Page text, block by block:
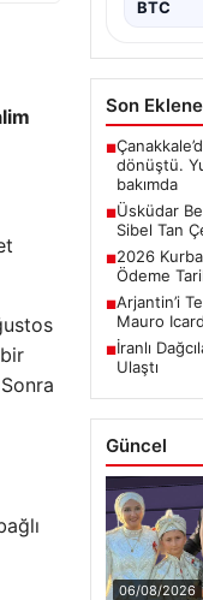
BTC
Son
■
dönüştü.
bakımda
■Üsküdar
Sibel Tan
■2026
Ödeme
■Arjantin’i
Mauro
■İranlı
Ulaştı
Güncel
06/08/2026